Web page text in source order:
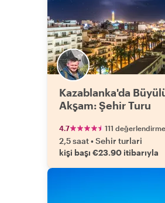
Kazablanka'da
Akşam: Şehir Turu
4.7 111 değerlendirme
2,5 saat•Sehir turlari
kişi başı €23.90 itibarıyla